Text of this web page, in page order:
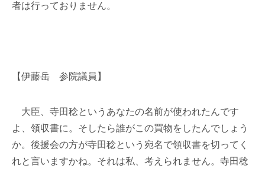
者は行っておりません。
【伊藤岳 参院議員】
大臣、寺田稔というあなたの名前が使われたんです
よ、領収書に。そしたら誰がこの買物をしたんでしょう
か。後援会の方が寺田稔という宛名で領収書を切ってく
れと言いますかね。それは私、考えられません。寺田稔